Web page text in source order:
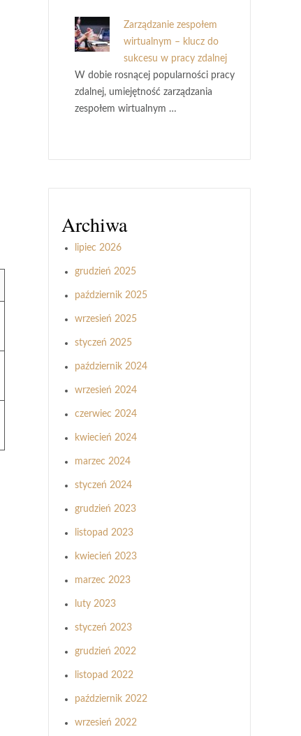
Zarządzanie zespołem
wirtualnym – klucz do
sukcesu w pracy zdalnej
W dobie rosnącej popularności pracy
zdalnej, umiejętność zarządzania
zespołem wirtualnym …
Archiwa
lipiec 2026
grudzień 2025
październik 2025
wrzesień 2025
styczeń 2025
październik 2024
wrzesień 2024
czerwiec 2024
kwiecień 2024
marzec 2024
styczeń 2024
grudzień 2023
listopad 2023
kwiecień 2023
marzec 2023
luty 2023
styczeń 2023
grudzień 2022
listopad 2022
październik 2022
wrzesień 2022